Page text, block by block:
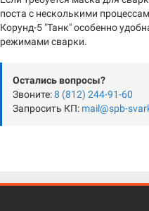
поста с несколькими
Корунд-5 "Танк" особенно
режимами сварки.
Остались вопросы?
Звоните:8 (812) 244-91-60
Запросить КП: mail@spb-